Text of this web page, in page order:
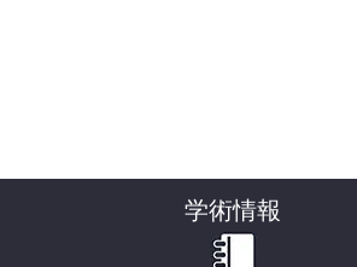
学術情報